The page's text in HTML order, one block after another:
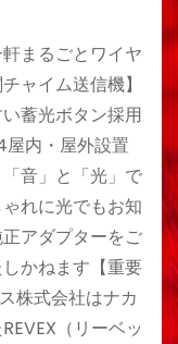
まるごとワイヤ
ャイム送信機】
蓄光ボタン採用
内・屋外設置
音」と「光」で
れに光でもお知
アダプターをご
かねます【重要
株式会社はナカ
（リーベッ